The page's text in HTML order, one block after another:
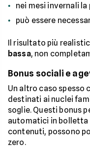
nei mesi invernali
può essere
Il risultato più
bassa, non
Bonus sociali e
Un altro caso spesso
destinati ai nuclei
soglie. Questi bonus
automatici in bolletta
contenuti, possono
zero.